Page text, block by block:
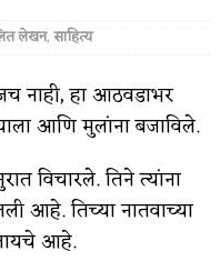
तुम्हाला!
होता
लेखन,साहित्य
नाही, हा आठवडाभर
आणि मुलांना बजाविले.
विचारले. तिने त्यांना
आहे. तिच्या नातवाच्या
आहे.